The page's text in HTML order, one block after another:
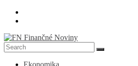
Skip
FN
Ekonomika